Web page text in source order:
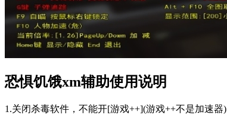
恐惧饥饿xm辅助使用说明
1.关闭杀毒软件，不能开[游戏++](游戏++不是加速器)